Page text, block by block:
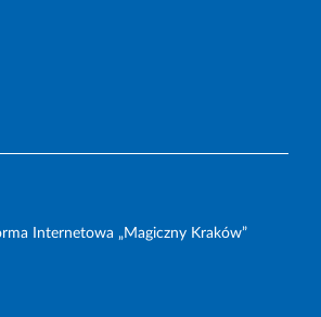
Internetowa „Magiczny Kraków”